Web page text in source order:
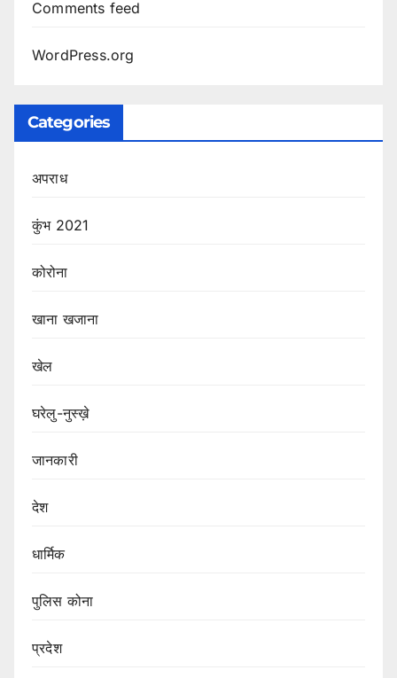
Comments feed
WordPress.org
Categories
अपराध
कुंभ 2021
कोरोना
खाना खजाना
खेल
घरेलु-नुस्ख़े
जानकारी
देश
धार्मिक
पुलिस कोना
प्रदेश